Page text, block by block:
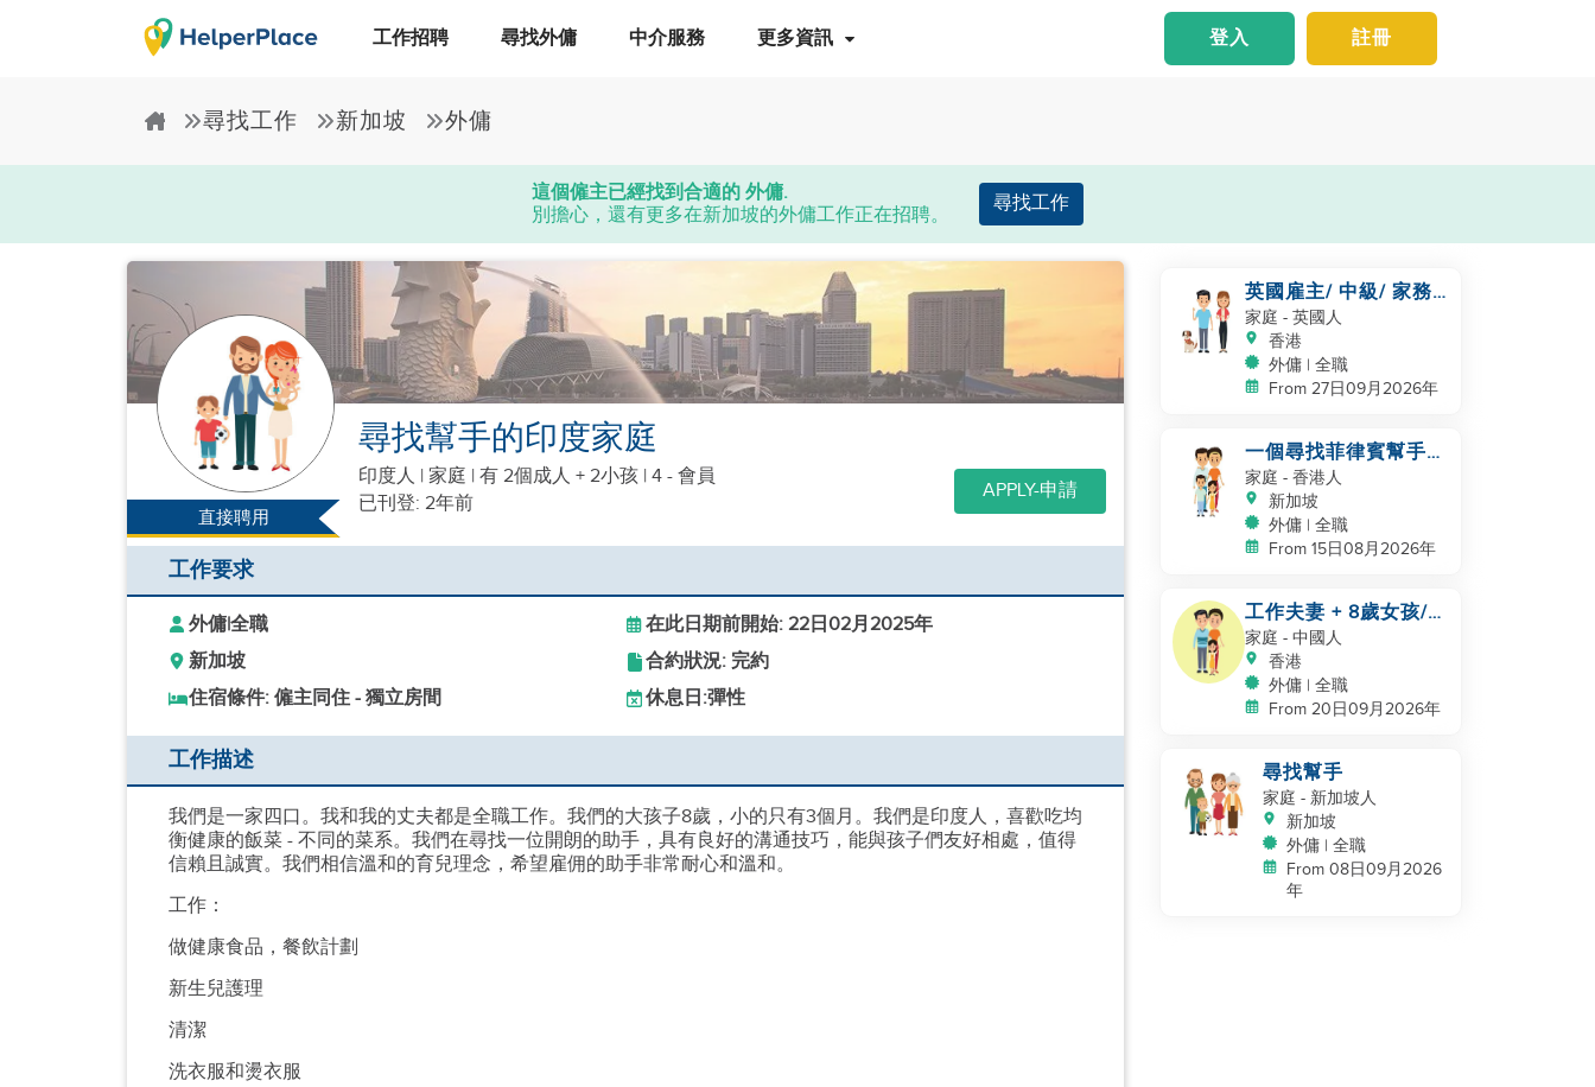
工作招聘 尋找外傭 中介服務 更多資訊 註冊
登入
尋找工作 新加坡 外傭
這個僱主已經找到合適的 外傭.
別擔心，還有更多在新加坡的外傭工作正在招聘。
尋找工作
直接聘用
尋找幫手的印度家庭
印度人 | 家庭 | 有 2個成人 + 2小孩 | 4 - 會員
已刊登: 2年前
APPLY-申請
工作要求
外傭|全職
在此日期前開始: 22日02月2025年
新加坡
合約狀況: 完約
住宿條件: 僱主同住 - 獨立房間
休息日:彈性
工作描述
我們是一家四口。我和我的丈夫都是全職工作。我們的大孩子8歲，小的只有3個月。我們是印度人，喜歡吃均
衡健康的飯菜 - 不同的菜系。我們在尋找一位開朗的助手，具有良好的溝通技巧，能與孩子們友好相處，值得
信賴且誠實。我們相信溫和的育兒理念，希望雇佣的助手非常耐心和溫和。
工作：
做健康食品，餐飲計劃
新生兒護理
清潔
洗衣服和燙衣服
英國雇主/ 中級/ 家務
及照顧一隻狗
家庭 - 英國人
香港
外傭 | 全職
From 27日09月2026年
一個尋找菲律賓幫手的
四口之家
家庭 - 香港人
新加坡
外傭 | 全職
From 15日08月2026年
工作夫妻 + 8歲女孩/
自有房間和洗手間/
5500-6000
家庭 - 中國人
香港
外傭 | 全職
From 20日09月2026年
尋找幫手
家庭 - 新加坡人
新加坡
外傭 | 全職
From 08日09月2026
年